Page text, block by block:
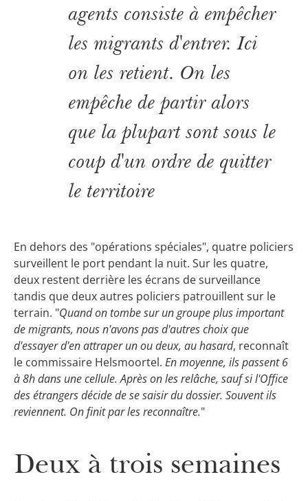
agents consiste à empêcher
les migrants d'entrer. Ici
on les retient. On les
empêche de partir alors
que la plupart sont sous le
coup d'un ordre de quitter
le territoire
En dehors des "opérations spéciales", quatre policiers
surveillent le port pendant la nuit. Sur les quatre,
deux restent derrière les écrans de surveillance
tandis que deux autres policiers patrouillent sur le
terrain. "Quand on tombe sur un groupe plus important
de migrants, nous n'avons pas d'autres choix que
d'essayer d'en attraper un ou deux, au hasard, reconnaît
le commissaire Helsmoortel. En moyenne, ils passent 6
à 8h dans une cellule. Après on les relâche, sauf si l'Office
des étrangers décide de se saisir du dossier. Souvent ils
reviennent. On finit par les reconnaître."
Deux à trois semaines